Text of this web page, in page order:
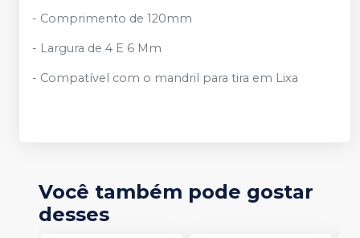
- Comprimento de 120mm
- Largura de 4 E 6 Mm
- Compatível com o mandril para tira em Lixa
Você também pode gostar
desses